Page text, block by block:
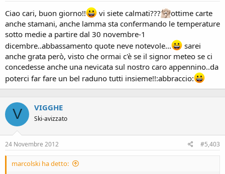
Ciao cari, buon giorno!! vi siete calmati???
ottime carte
anche stamani, anche lamma sta confermando le temperature
sotto medie a partire dal 30 novembre-1
dicembre..abbassamento quote neve notevole...
sarei
anche grata però, visto che ormai c'è se il signor meteo se ci
concedesse anche una nevicata sul nostro caro appennino..da
poterci far fare un bel raduno tutti insieme!!:abbraccio:
V VIGGHE
Ski-avizzato
24 Novembre 2012 #5,403
marcolski ha detto: